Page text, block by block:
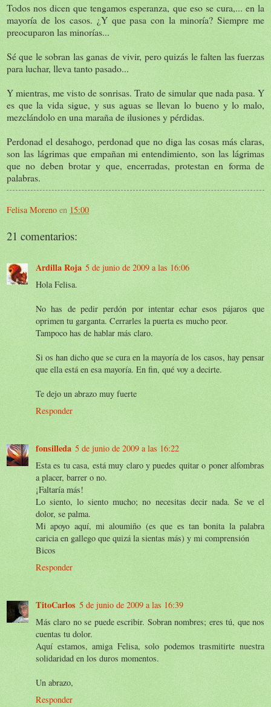
Todos nos dicen que tengamos esperanza, que eso se cura,... en la
mayoría de los casos. ¿Y que pasa con la minoría? Siempre me
preocuparon las minorías...
Sé que le sobran las ganas de vivir, pero quizás le falten las fuerzas
para luchar, lleva tanto pasado...
Y mientras, me visto de sonrisas. Trato de simular que nada pasa. Y
es que la vida sigue, y sus aguas se llevan lo bueno y lo malo,
mezclándolo en una maraña de ilusiones y pérdidas.
Perdonad el desahogo, perdonad que no diga las cosas más claras,
son las lágrimas que empañan mi entendimiento, son las lágrimas
que no deben brotar y que, encerradas, protestan en forma de
palabras.
Felisa Moreno en 15:00
21 comentarios:
Ardilla Roja 5 de junio de 2009 a las 16:06
Hola Felisa.
No has de pedir perdón por intentar echar esos pájaros que
oprimen tu garganta. Cerrarles la puerta es mucho peor.
Tampoco has de hablar más claro.
Si os han dicho que se cura en la mayoría de los casos, hay pensar
que ella está en esa mayoría. En fin, qué voy a decirte.
Te dejo un abrazo muy fuerte
Responder
fonsilleda 5 de junio de 2009 a las 16:22
Esta es tu casa, está muy claro y puedes quitar o poner alfombras
a placer, barrer o no.
¡Faltaría más!
Lo siento, lo siento mucho; no necesitas decir nada. Se ve el
dolor, se palma.
Mi apoyo aquí, mi aloumiño (es que es tan bonita la palabra
caricia en gallego que quizá la sientas más) y mi comprensión
Bicos
Responder
TitoCarlos 5 de junio de 2009 a las 16:39
Más claro no se puede escribir. Sobran nombres; eres tú, que nos
cuentas tu dolor.
Aquí estamos, amiga Felisa, solo podemos trasmitirte nuestra
solidaridad en los duros momentos.
Un abrazo,
Responder